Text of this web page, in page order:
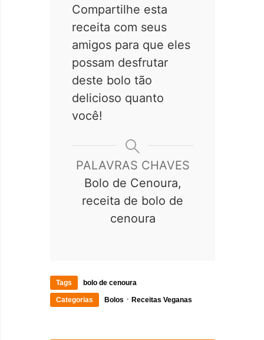
Compartilhe esta
receita com seus
amigos para que eles
possam desfrutar
deste bolo tão
delicioso quanto
você!
PALAVRAS CHAVES
Bolo de Cenoura,
receita de bolo de
cenoura
Tags bolo de cenoura
Categorias Bolos · Receitas Veganas